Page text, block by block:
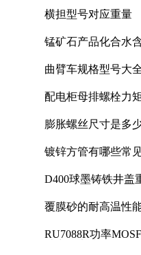
横担型号对应重量
锰矿石产品化合水
曲臂车规格型号大
配电柜母排螺栓力
膨胀螺丝尺寸是多
镀锌方管有哪些常
D400球墨铸铁井盖
覆膜砂的耐高温性
RU7088R功率